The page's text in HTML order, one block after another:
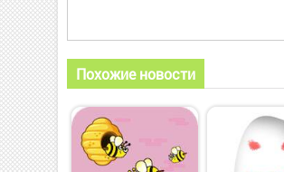
Похожие новости